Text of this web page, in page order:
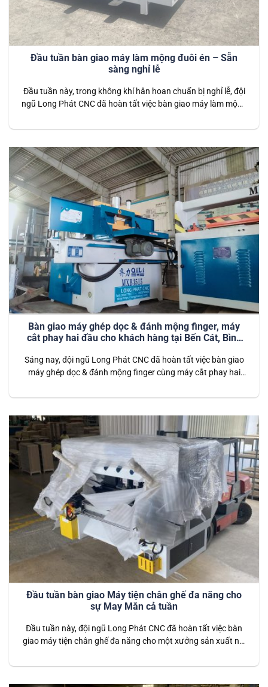
Đầu tuần bàn giao máy làm mộng đuôi én – Sẵn
sàng nghỉ lễ
Đầu tuần này, trong không khí hân hoan chuẩn bị nghỉ lễ, đội
ngũ Long Phát CNC đã hoàn tất việc bàn giao máy làm mộng
là bước khởi đầu suôn sẻ, giúp xưởng sản xuất sẵn sàng vận
Bàn giao máy ghép dọc & đánh mộng finger, máy
cắt phay hai đầu cho khách hàng tại Bến Cát, Bình
Sáng nay, đội ngũ Long Phát CNC đã hoàn tất việc bàn giao
máy ghép dọc & đánh mộng finger cùng máy cắt phay hai
bị quan trọng, hỗ trợ hiệu quả trong việc gia công và sản xuất
Đầu tuần bàn giao Máy tiện chân ghế đa năng cho
sự May Mắn cả tuần
Đầu tuần này, đội ngũ Long Phát CNC đã hoàn tất việc bàn
giao máy tiện chân ghế đa năng cho một xưởng sản xuất nội
mắn mà còn là giải pháp tối ưu để nâng cao hiệu quả sản